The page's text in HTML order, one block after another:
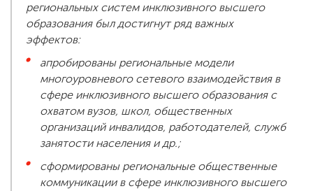
региональных систем инклюзивного высшего
образования был достигнут ряд важных
эффектов:
апробированы региональные модели
многоуровневого сетевого взаимодействия в
сфере инклюзивного высшего образования с
охватом вузов, школ, общественных
организаций инвалидов, работодателей, служб
занятости населения и др.;
сформированы региональные общественные
коммуникации в сфере инклюзивного высшего